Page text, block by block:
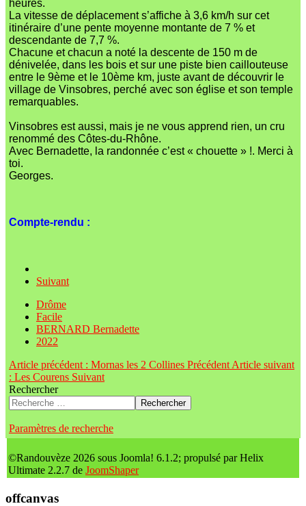
heures.
La vitesse de déplacement s’affiche à 3,6 km/h sur cet
itinéraire d’une pente moyenne montante de 7 % et
descendante de 7,7 %.
Chacune et chacun a noté la descente de 150 m de
dénivelée, dans les bois et sur une piste bien caillouteuse
entre le 9ème et le 10ème km, juste avant de découvrir le
village de Vinsobres, perché avec son église et son temple
remarquables.
Vinsobres est aussi, mais je ne vous apprend rien, un cru
renommé des Côtes-du-Rhône.
Avec Bernadette, la randonnée c’est « chouette » !. Merci à
toi.
Georges.
Compte-rendu :
Suivant
Drôme
Facile
BERNARD Bernadette
2022
Article précédent : Mornas les 2 Collines Précédent Article suivant
: Les Courens Suivant
Rechercher
Rechercher
Paramètres de recherche
©Randouvèze 2026 sous Joomla! 6.1.2; propulsé par Helix
Ultimate 2.2.7 de JoomShaper
offcanvas